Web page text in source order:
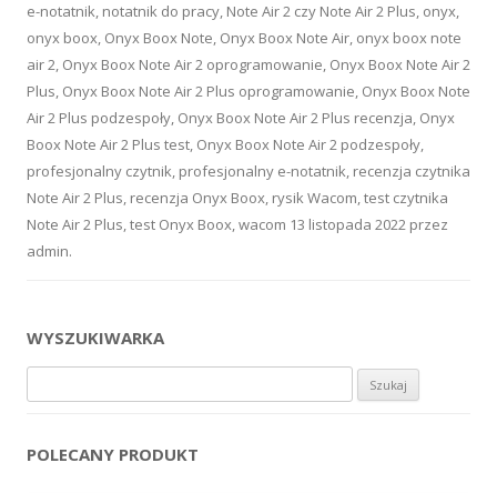
e-notatnik, notatnik do pracy, Note Air 2 czy Note Air 2 Plus, onyx,
onyx boox, Onyx Boox Note, Onyx Boox Note Air, onyx boox note
air 2, Onyx Boox Note Air 2 oprogramowanie, Onyx Boox Note Air 2
Plus, Onyx Boox Note Air 2 Plus oprogramowanie, Onyx Boox Note
Air 2 Plus podzespoły, Onyx Boox Note Air 2 Plus recenzja, Onyx
Boox Note Air 2 Plus test, Onyx Boox Note Air 2 podzespoły,
profesjonalny czytnik, profesjonalny e-notatnik, recenzja czytnika
Note Air 2 Plus, recenzja Onyx Boox, rysik Wacom,test czytnika
Note Air 2 Plus,test Onyx Boox,wacom 13 listopada 2022 przez
admin.
WYSZUKIWARKA
POLECANY PRODUKT